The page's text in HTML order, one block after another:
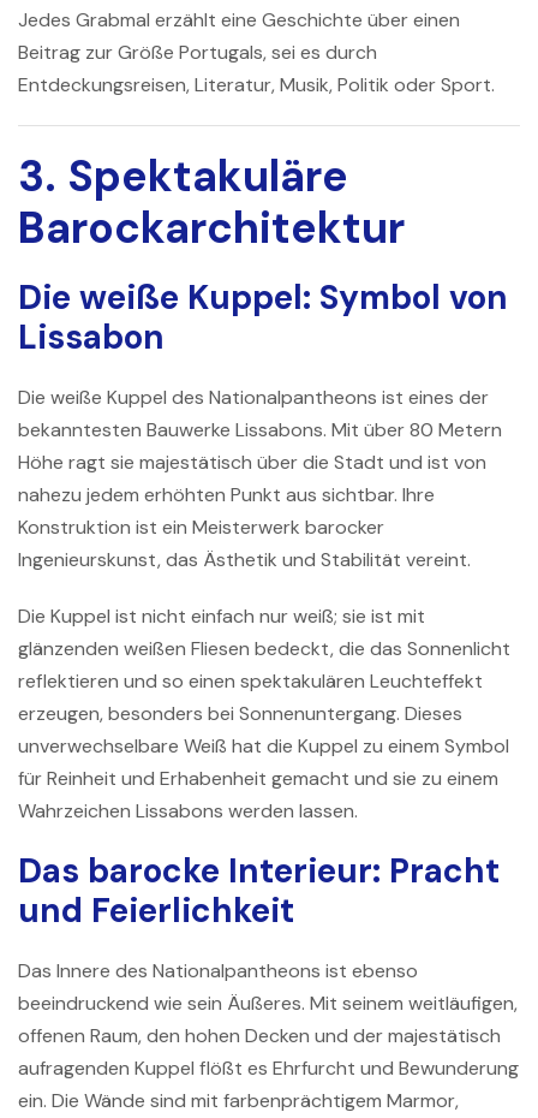
Jedes Grabmal erzählt eine Geschichte über einen
Beitrag zur Größe Portugals, sei es durch
Entdeckungsreisen, Literatur, Musik, Politik oder Sport.
3. Spektakuläre
Barockarchitektur
Die weiße Kuppel: Symbol von
Lissabon
Die weiße Kuppel des Nationalpantheons ist eines der
bekanntesten Bauwerke Lissabons. Mit über 80 Metern
Höhe ragt sie majestätisch über die Stadt und ist von
nahezu jedem erhöhten Punkt aus sichtbar. Ihre
Konstruktion ist ein Meisterwerk barocker
Ingenieurskunst, das Ästhetik und Stabilität vereint.
Die Kuppel ist nicht einfach nur weiß; sie ist mit
glänzenden weißen Fliesen bedeckt, die das Sonnenlicht
reflektieren und so einen spektakulären Leuchteffekt
erzeugen, besonders bei Sonnenuntergang. Dieses
unverwechselbare Weiß hat die Kuppel zu einem Symbol
für Reinheit und Erhabenheit gemacht und sie zu einem
Wahrzeichen Lissabons werden lassen.
Das barocke Interieur: Pracht
und Feierlichkeit
Das Innere des Nationalpantheons ist ebenso
beeindruckend wie sein Äußeres. Mit seinem weitläufigen,
offenen Raum, den hohen Decken und der majestätisch
aufragenden Kuppel flößt es Ehrfurcht und Bewunderung
ein. Die Wände sind mit farbenprächtigem Marmor,